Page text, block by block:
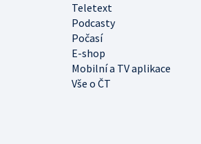
Teletext
Podcasty
Počasí
E-shop
Mobilní a TV aplikace
Vše o ČT